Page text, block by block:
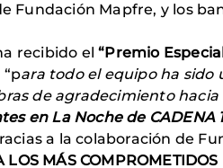
Fundación Mapfre, y los
recibido el“Premio
ara todo el equipo ha sido
de agradecimiento
en La Noche de CADENA
a la colaboración de
LOS MÁS COMPROMETIDOS